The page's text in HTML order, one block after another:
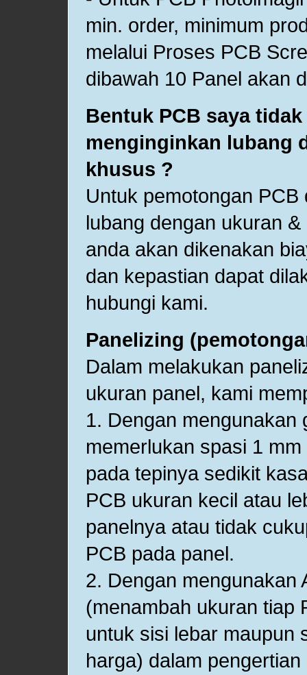
min. order, minimum
melalui Proses PCB
dibawah 10 Panel akan
Bentuk PCB saya
menginginkan lubang
khusus ?
Untuk pemotongan
lubang dengan ukuran
anda akan dikenakan
dan kepastian dapat
hubungi kami.
Panelizing
Dalam melakukan
ukuran panel, kami
1. Dengan mengunakan
memerlukan spasi 1
pada tepinya sedikit
PCB ukuran kecil atau
panelnya atau tidak
PCB pada panel.
2. Dengan mengunakan
(menambah ukuran tiap
untuk sisi lebar maupun
harga) dalam